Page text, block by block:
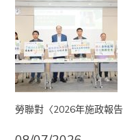
勞聯對〈2026年施政報